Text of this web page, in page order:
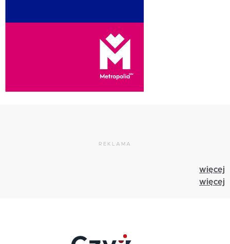
REKLAMA
więcej
więcej